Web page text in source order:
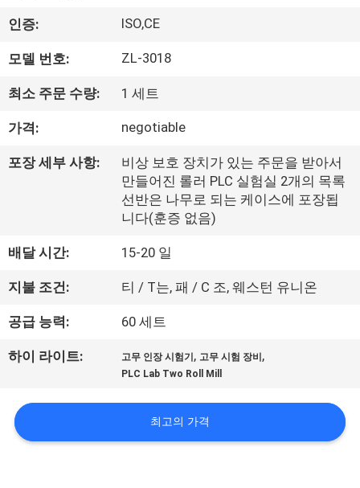
동
영
우
리
하
여
공
여
행
인증: ISO,CE
모델 번호: ZL-3018
최소 주문 수량: 1 세트
가격: negotiable
포장 세부 사항:
비상 보호 장치가 있는 주문을 받아서
만들어진 롤러 PLC 실험실 2개의 목록
선반은 나무로 되는 케이스에 포장됩
니다(훈증 없음)
배달 시간: 15-20 일
지불 조건: 티 / T는, 패 / C 조, 웨스턴 유니온
공급 능력: 60 세트
하이 라이트: 고무 인장 시험기 , 고무 시험 장비 ,
PLC Lab Two Roll Mill
최고의 가격